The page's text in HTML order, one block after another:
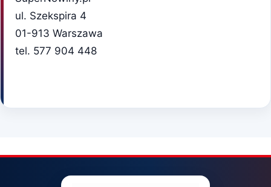
ul. Szekspira 4
01-913 Warszawa
tel. 577 904 448